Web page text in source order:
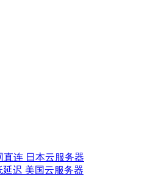
直连 日本云服务器
延迟 美国云服务器